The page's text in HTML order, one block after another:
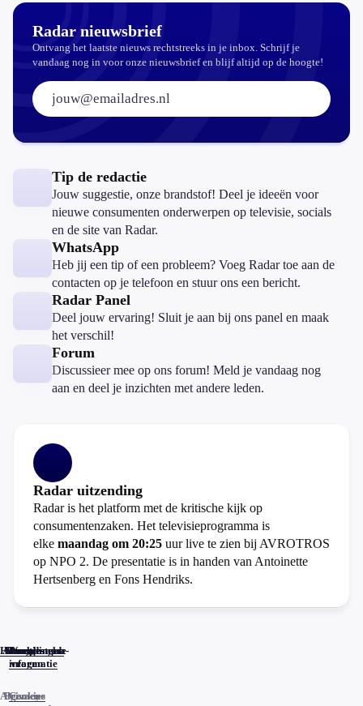
Radar nieuwsbrief
Ontvang het laatste nieuws rechtstreeks in je inbox. Schrijf je
vandaag nog in voor onze nieuwsbrief en blijf altijd op de hoogte!
E-mailadres:
Tip de redactie
Jouw suggestie, onze brandstof! Deel je ideeën voor
nieuwe consumenten onderwerpen op televisie, socials
en de site van Radar.
WhatsApp
Heb jij een tip of een probleem? Voeg Radar toe aan de
contacten op je telefoon en stuur ons een bericht.
Radar Panel
Deel jouw ervaring! Sluit je aan bij ons panel en maak
het verschil!
Forum
Discussieer mee op ons forum! Meld je vandaag nog
aan en deel je inzichten met andere leden.
Radar uitzending
Radar is het platform met de kritische kijk op
consumentenzaken. Het televisieprogramma is
elke maandag om 20:25 uur live te zien bij AVROTROS
op NPO 2. De presentatie is in handen van Antoinette
Hertsenberg en Fons Hendriks.
Home
Actueel
Uitzendingen
Reacties
Programma-
informatie
Veelgestelde
vragen
Algemene
Privacy
Cookies